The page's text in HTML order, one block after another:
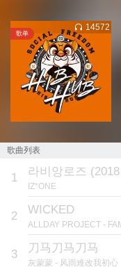
歌单
14572
歌曲列表
1 라비앙로즈
IZ*ONE
2 WICKED
ALLDAY PROJECT -
3 刀马刀马刀马
灰蒙蒙 - 风雨难改我初心